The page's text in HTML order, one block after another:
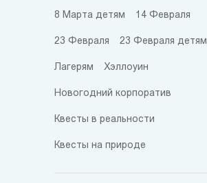
8 Марта детям 14 Февраля
23 Февраля 23 Февраля детям
Лагерям Хэллоуин
Новогодний корпоратив
Квесты в реальности
Квесты на природе